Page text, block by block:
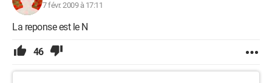
7 févr. 2009 à 17:11
La reponse est le N
46